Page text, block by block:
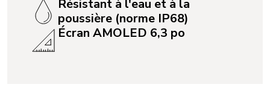
Résistant à l'eau et à la
poussière (norme IP68)
Écran AMOLED 6,3 po